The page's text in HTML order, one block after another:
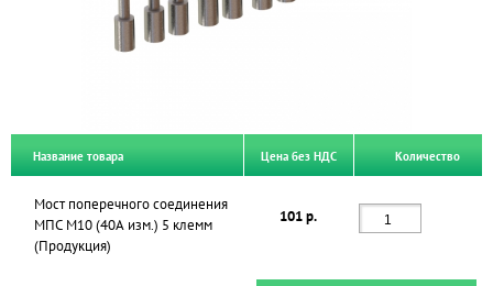
Название товара Цена без НДС Количество
Мост поперечного соединения
МПС М10 (40А изм.) 5 клемм
(Продукция)
101 р.